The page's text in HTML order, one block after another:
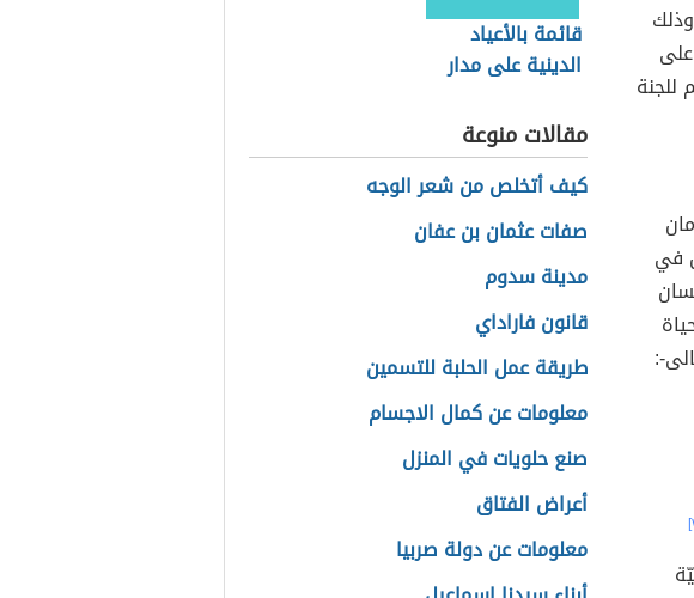
في
:
قائمة بالأعياد
الدينية على مدار
مقالات منوعة
كيف أتخلص من شعر الوجه
صفات عثمان بن عفان
مدينة سدوم
قانون فاراداي
طريقة عمل الحلبة للتسمين
معلومات عن كمال الاجسام
صنع حلويات في المنزل
أعراض الفتاق
معلومات عن دولة صربيا